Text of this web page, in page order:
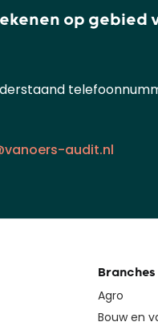
op gebied
audit.nl
Branches
Agro
Bouw en